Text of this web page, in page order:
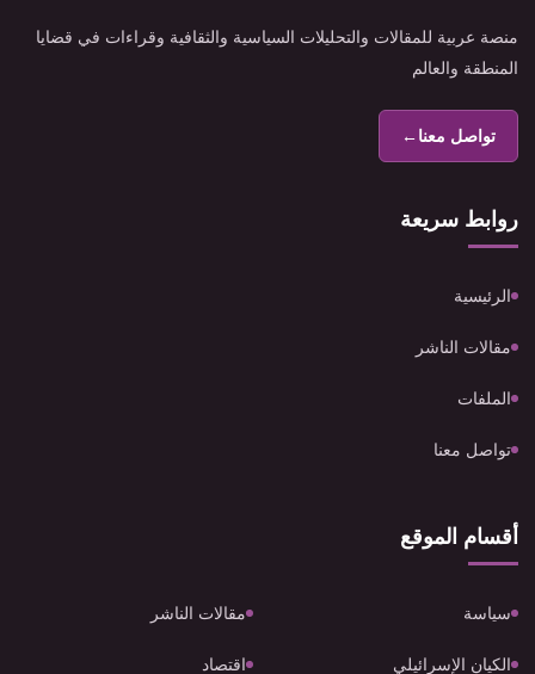
منصة عربية للمقالات والتحليلات السياسية والثقافية وقراءات في قضايا
المنطقة والعالم
تواصل معنا←
روابط سريعة
الرئيسية
مقالات الناشر
الملفات
تواصل معنا
أقسام الموقع
سياسة مقالات الناشر
الكيان الإسرائيلي اقتصاد